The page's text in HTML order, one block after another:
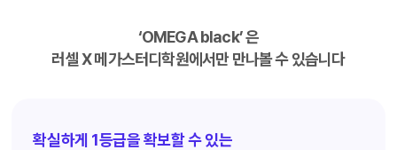
‘OMEGA black’ 은
러셀 X 메가스터디학원에서만 만나볼 수 있습니다
확실하게 1등급을 확보할 수 있는